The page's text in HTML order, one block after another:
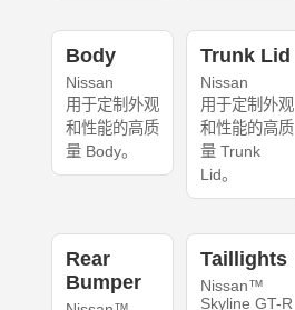
Body
Nissan
用于定制外观
和性能的高质
量 Body。
Trunk Lid
Nissan
用于定制外观
和性能的高质
量 Trunk
Lid。
Rear
Bumper
Taillights
Nissan™
Skyline GT-R